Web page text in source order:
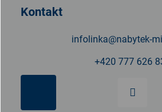
Kontakt
infolinka@nabytek-
+420 777 626